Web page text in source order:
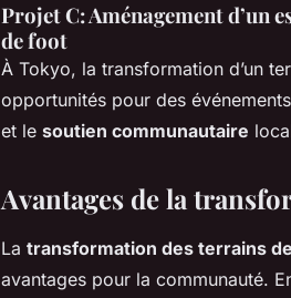
Projet C: Aménagement d’un
de foot
À Tokyo, la transformation d’un
opportunités pour des
et le soutien communautaire
Avantages de la
La transformation des terrains
avantages pour la communauté.